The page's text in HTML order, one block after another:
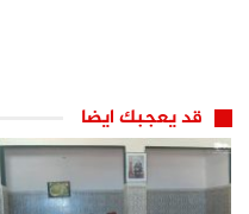
قد يعجبك ايضا